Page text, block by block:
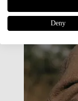
Deny